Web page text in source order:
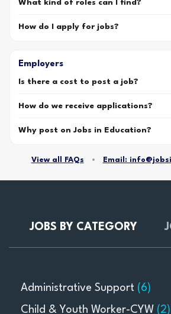
What kind of roles can I find?
How do I apply for jobs?
Employers
Is there a cost to post a job?
How do we receive applications?
Why post on Jobs in Education?
View all FAQs • Email:
JOBS BY CATEGORY
Administrative Support (6)
Child & Youth Worker-CYW (2)